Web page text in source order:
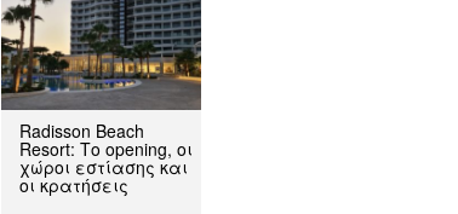
Radisson Beach
Resort: Το opening, οι
χώροι εστίασης και
οι κρατήσεις